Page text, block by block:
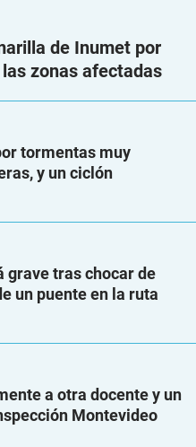
de Inumet por
zonas afectadas
tormentas muy
y un ciclón
grave tras chocar de
un puente en la ruta
a otra docente y un
Montevideo